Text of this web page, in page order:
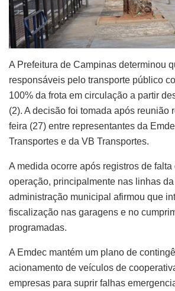
A Prefeitura de Campinas determinou
responsáveis pelo transporte público
100% da frota em circulação a partir
(2). A decisão foi tomada após reunião
feira (27) entre representantes da
Transportes e da VB Transportes.
A medida ocorre após registros de
operação, principalmente nas linhas
administração municipal afirmou que
fiscalização nas garagens e no
programadas.
A Emdec mantém um plano de
acionamento de veículos de
empresas para suprir falhas